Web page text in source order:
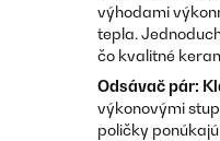
výhodami
tepla.
čo kvalitné
Odsávač pár:
výkonovými
poličky